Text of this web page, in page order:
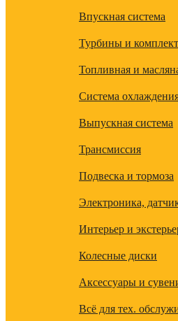
Впускная система
Турбины и
Топливная и
Система
Выпускная система
Трансмиссия
Подвеска и тормоза
Электроника,
Интерьер и
Колесные диски
Аксессуары и
Всё для тех.